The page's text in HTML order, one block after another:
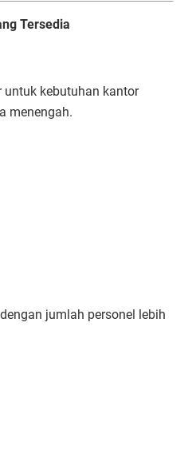
Tersedia
untuk kebutuhan kantor
menengah.
jumlah personel lebih